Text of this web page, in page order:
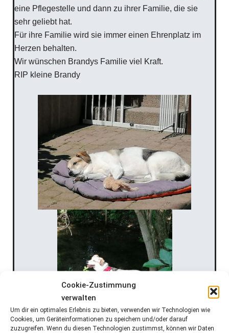
Cookie-Zustimmung
verwalten
Um dir ein optimales Erlebnis zu bieten, verwenden wir Technologien wie
Cookies, um Geräteinformationen zu speichern und/oder darauf
zuzugreifen. Wenn du diesen Technologien zustimmst, können wir Daten
eine Pflegestelle und dann zu ihrer Familie, die sie
sehr geliebt hat.
Für ihre Familie wird sie immer einen Ehrenplatz im
Herzen behalten.
Wir wünschen Brandys Familie viel Kraft.
RIP kleine Brandy